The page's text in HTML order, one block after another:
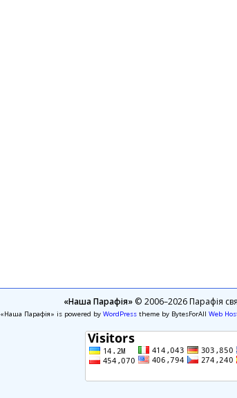
«Наша Парафія»© 2006–2026 Парафія
«Наша Парафія» is powered by WordPresstheme by BytesForAll Web